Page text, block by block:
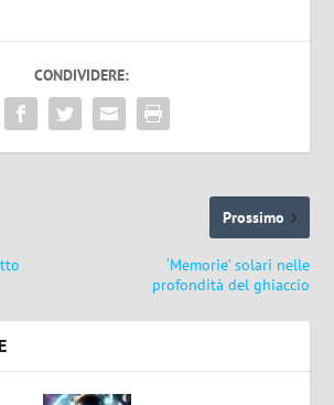
CONDIVIDERE:
Prossimo
‘Memorie’ solari nelle
profondità del ghiaccio